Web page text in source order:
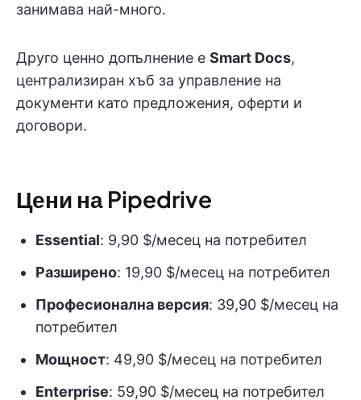
занимава най-много.
Друго ценно допълнение е Smart Docs,
централизиран хъб за управление на
документи като предложения, оферти и
договори.
Цени на Pipedrive
Essential: 9,90 $/месец на потребител
Разширено: 19,90 $/месец на потребител
Професионална версия: 39,90 $/месец на
потребител
Мощност: 49,90 $/месец на потребител
Enterprise: 59,90 $/месец на потребител